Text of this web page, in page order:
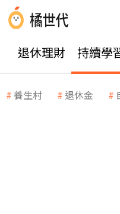
退休理財 持續學
養生村 退休金